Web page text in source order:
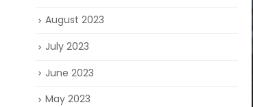
August 2023
July 2023
June 2023
May 2023